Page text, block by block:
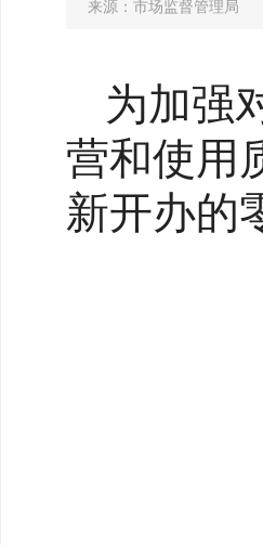
来源：市场监督管理局
为加强
营和使用
新开办的